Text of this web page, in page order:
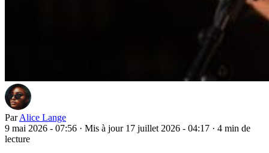
Par Alice Lange
9 mai 2026 - 07:56 · Mis à jour 17 juillet 2026 - 04:17 · 4 min de
lecture